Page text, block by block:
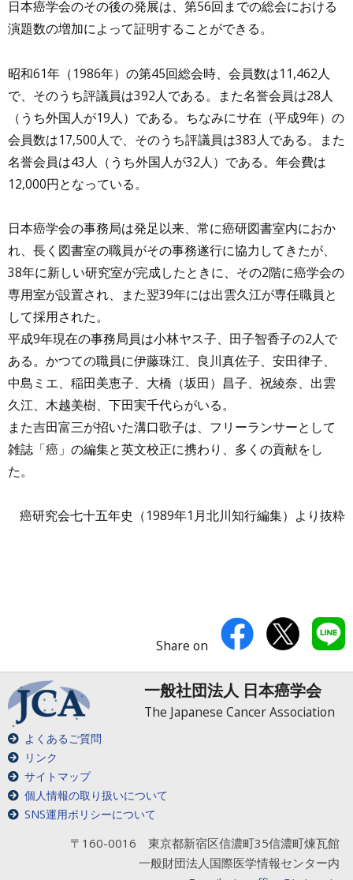
日本癌学会のその後の発展は、第56回までの総会における
演題数の増加によって証明することができる。
昭和61年（1986年）の第45回総会時、会員数は11,462人
で、そのうち評議員は392人である。また名誉会員は28人
（うち外国人が19人）である。ちなみにサ在（平成9年）の
会員数は17,500人で、そのうち評議員は383人である。また
名誉会員は43人（うち外国人が32人）である。年会費は
12,000円となっている。
日本癌学会の事務局は発足以来、常に癌研図書室内におか
れ、長く図書室の職員がその事務遂行に協力してきたが、
38年に新しい研究室が完成したときに、その2階に癌学会の
専用室が設置され、また翌39年には出雲久江が専任職員と
して採用された。
平成9年現在の事務局員は小林ヤス子、田子智香子の2人で
ある。かつての職員に伊藤珠江、良川真佐子、安田律子、
中島ミエ、稲田美恵子、大橋（坂田）昌子、祝綾奈、出雲
久江、木越美樹、下田実千代らがいる。
また吉田富三が招いた溝口歌子は、フリーランサーとして
雑誌「癌」の編集と英文校正に携わり、多くの貢献をし
た。
癌研究会七十五年史（1989年1月北川知行編集）より抜粋
Share on
一般社団法人 日本癌学会
The Japanese Cancer Association
よくあるご質問
リンク
サイトマップ
個人情報の取り扱いについて
SNS運用ポリシーについて
〒160-0016 東京都新宿区信濃町35信濃町煉瓦館
一般財団法人国際医学情報センター内